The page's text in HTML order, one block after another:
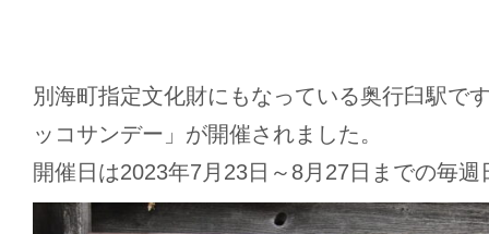
別海町指定文化財にもなっている奥行臼駅で
ッコサンデー」が開催されました。
開催日は2023年7月23日～8月27日までの毎週